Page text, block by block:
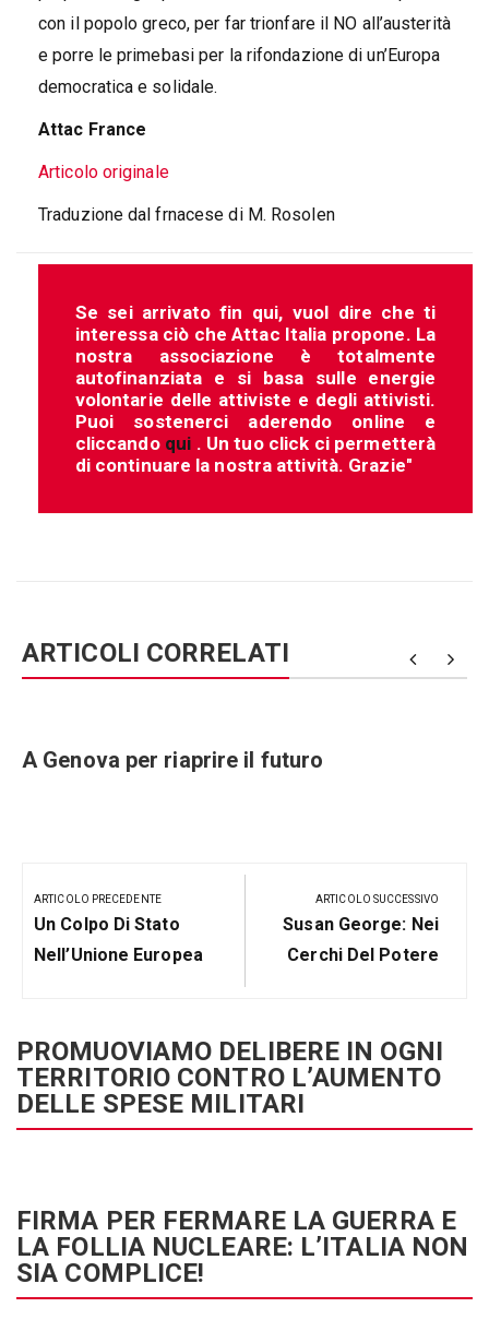
con il popolo greco, per far trionfare il NO all’austerità
e porre le primebasi per la rifondazione di un’Europa
democratica e solidale.
Attac France
Articolo originale
Traduzione dal frnacese di M. Rosolen
Se sei arrivato fin qui, vuol dire che ti
interessa ciò che Attac Italia propone. La
nostra associazione è totalmente
autofinanziata e si basa sulle energie
volontarie delle attiviste e degli attivisti.
Puoi sostenerci aderendo online e
cliccando qui . Un tuo click ci permetterà
di continuare la nostra attività. Grazie"
ARTICOLI CORRELATI
A Genova per riaprire il futuro
articoli
ARTICOLO PRECEDENTE
Articolo
Precedente:
Un Colpo Di Stato
Nell’Unione Europea
ARTICOLO SUCCESSIVO
Prossimo
Post
Susan George: Nei
Cerchi Del Potere
PROMUOVIAMO DELIBERE IN OGNI
TERRITORIO CONTRO L’AUMENTO
DELLE SPESE MILITARI
FIRMA PER FERMARE LA GUERRA E
LA FOLLIA NUCLEARE: L’ITALIA NON
SIA COMPLICE!